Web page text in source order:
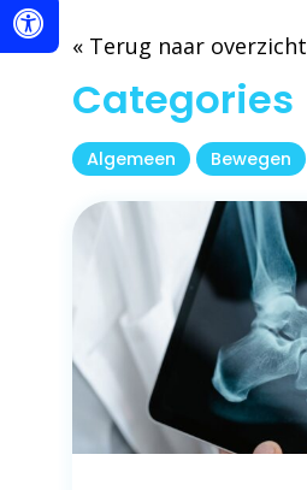
« Terug naar overzicht
Categories
Algemeen Bewegen